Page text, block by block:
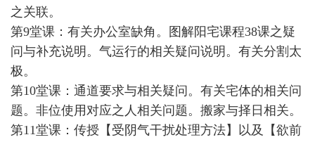
之关联。
第9堂课：有关办公室缺角。图解阳宅课程38课之疑
问与补充说明。气运行的相关疑问说明。有关分割太
极。
第10堂课：通道要求与相关疑问。有关宅体的相关问
题。非位使用对应之人相关问题。搬家与择日相关。
第11堂课：传授【受阴气干扰处理方法】以及【欲前